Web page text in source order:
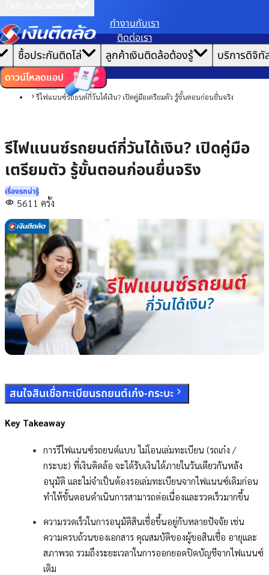
ทํางานกับเรา
ติดต่อเรา
| ซื้อประกันติดโล่ ลูกค้าเงินติดล้อต้องรู้ บริการดิจิทั
ดาวน์โหลดแอป
หน้าแรก
บทความ
เรื่องรถน่ารู้
รถยนต์
รีไฟแนนซ์รถยนต์กี่วันได้เงิน? เปิดคู่มือเตรียมตัว รู้ขั้นตอนก่อนยื่นจริง
รีไฟแนนซ์รถยนต์กี่วันได้เงิน? เปิดคู่มือ
เตรียมตัว รู้ขั้นตอนก่อนยื่นจริง
เรื่องรถน่ารู้
5611 ครั้ง
สนใจสินเชื่อทะเบียนรถยนต์เก๋ง-กระบะ
Key Takeaway
การรีไฟแนนซ์รถยนต์แบบ ไม่โอนเล่มทะเบียน (รถเก๋ง /
กระบะ) ที่เงินติดล้อ จะได้รับเงินได้ภายในวันเดียวกันหลัง
อนุมัติ และไม่จำเป็นต้องรอเล่มทะเบียนจากไฟแนนซ์เดิมก่อน
ทำให้ขั้นตอนดำเนินการสามารถต่อเนื่องและรวดเร็วมากขึ้น
ความรวดเร็วในการอนุมัติสินเชื่อขึ้นอยู่กับหลายปัจจัย เช่น
ความครบถ้วนของเอกสาร คุณสมบัติของผู้ขอสินเชื่อ อายุและ
สภาพรถ รวมถึงระยะเวลาในการออกยอดปิดบัญชีจากไฟแนนซ์
เดิม
เราขอเก็บข้อมูลตาม นโยบายการใช้คุกกี้เพื่อมอบประสบการณ์การใช้งานเว็บไซต์ที่ดีที่สุดให้
คุณ
ตั้งค่าคุกกี้ ยอมรับคุกกี้ทั้งหมด